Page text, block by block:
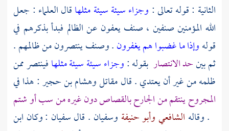
الثانية : قوله تعالى : وجزاء سيئة سيئة مثلهاقال العلماء : جعل
الله المؤمنين صنفين ، صنف يعفون عن الظالم فبدأ بذكرهم في
قولهوإذا ما غضبوا هم يغفرون. وصنف ينتصرون من ظالمهم .
ثم بينحد الانتصار بقوله :وجزاء سيئة سيئة مثلهافينتصر ممن
ظلمه من غير أن يعتدي . قالمقاتلوهشام بن حجير: هذا في
المجروح ينتقم من الجارح بالقصاص دون غيره من سب أو شتم
. وقاله الشافعيوأبو حنيفة وسفيان . قالسفيان : وكان ابن